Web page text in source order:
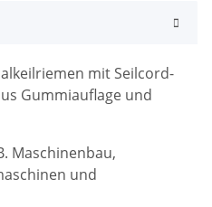
mit Seilcord-
Gummiauflage und
Maschinenbau,
und